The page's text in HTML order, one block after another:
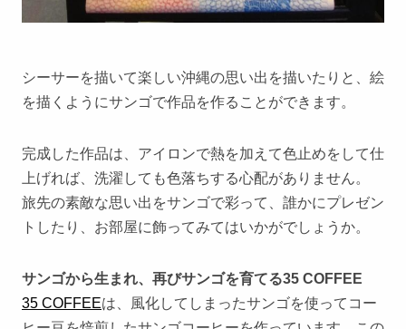
シーサーを描いて楽しい沖縄の思い出を描いたりと、絵
を描くようにサンゴで作品を作ることができます。
完成した作品は、アイロンで熱を加えて色止めをして仕
上げれば、洗濯しても色落ちする心配がありません。
旅先の素敵な思い出をサンゴで彩って、誰かにプレゼン
トしたり、お部屋に飾ってみてはいかがでしょうか。
サンゴから生まれ、再びサンゴを育てる35 COFFEE
35 COFFEEは、風化してしまったサンゴを使ってコー